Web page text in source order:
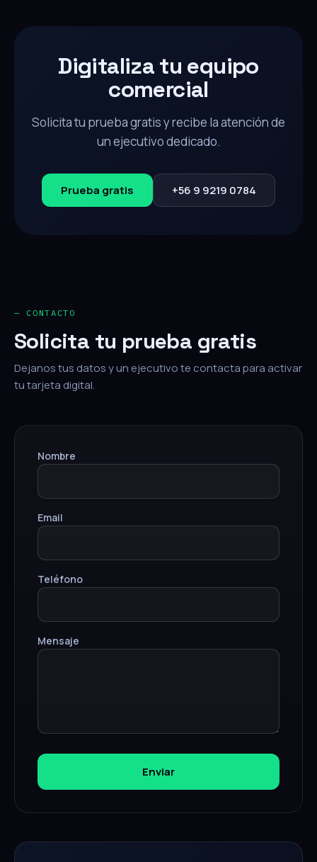
Digitaliza tu equipo
comercial
Solicita tu prueba gratis y recibe la atención de
un ejecutivo dedicado.
Prueba gratis +56 9 9219 0784
— CONTACTO
Solicita tu prueba gratis
Dejanos tus datos y un ejecutivo te contacta para activar
tu tarjeta digital.
Nombre
Email
Teléfono
Mensaje
Enviar